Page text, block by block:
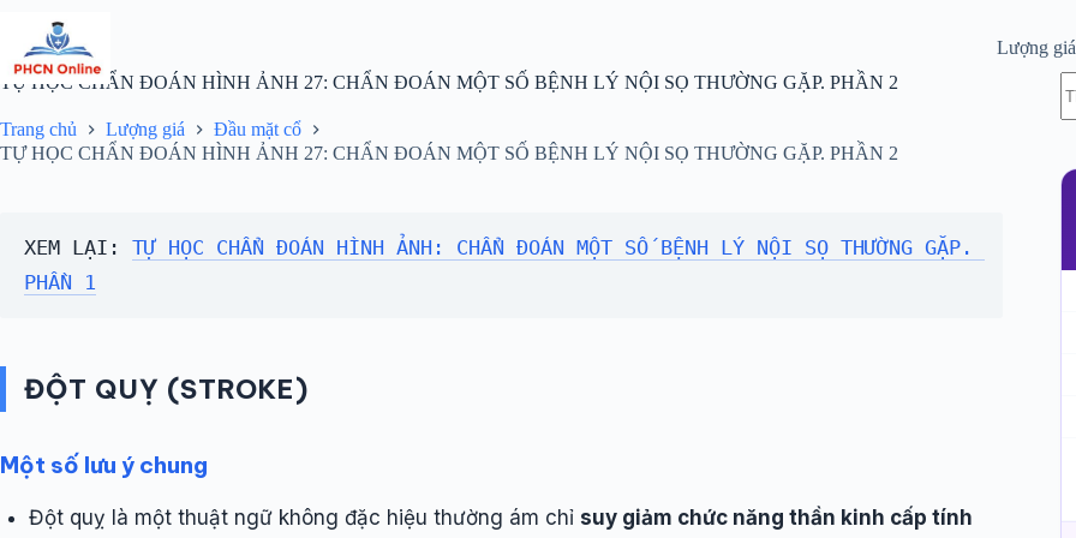
phần
nội
dung
Lượng giá
TỰ HỌC CHẨN ĐOÁN HÌNH ẢNH 27: CHẨN ĐOÁN MỘT SỐ BỆNH LÝ NỘI SỌ THƯỜNG GẶP. PHẦN 2
Trang chủ Lượng giá
Đầu mặt cổ
TỰ HỌC CHẨN ĐOÁN HÌNH ẢNH 27: CHẨN ĐOÁN MỘT SỐ BỆNH LÝ NỘI SỌ THƯỜNG GẶP. PHẦN 2
XEM LẠI: TỰ HỌC CHẨN ĐOÁN HÌNH ẢNH: CHẨN ĐOÁN MỘT SỐ BỆNH LÝ NỘI SỌ THƯỜNG GẶP.
PHẦN 1
ĐỘT QUỴ (STROKE)
Một số lưu ý chung
Đột quỵ là một thuật ngữ không đặc hiệu thường ám chỉ suy giảm chức năng thần kinh cấp tính